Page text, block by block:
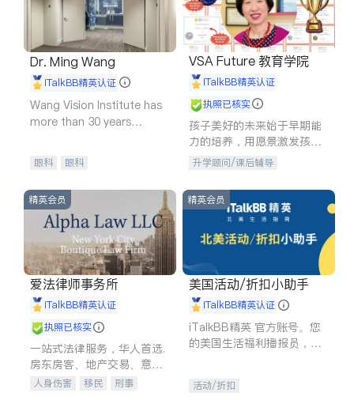
Dr. Ming Wang
iTalkBB精英认证
Wang Vision Institute has
more than 30 years
眼科 眼科
VSA Future 教育学院
iTalkBB精英认证
执照已核实
孩子美好的未来始于早期能
力的培养，用愿景激发孩子
的学习潜力和动力。理念：
拥有成长型心态是成功的基
石。
升学顾问/课后辅导
精英会员
爱法律师事务所
iTalkBB精英认证
执照已核实
一站式法律服务，华人首选.
房东房客、地产交易、意外
伤害、车祸重伤、商业诉
人身伤害 移民
刑事
精英会员
美国活动/折扣小助手
iTalkBB精英认证
iTalkBB精英 官方账号。您
的美国生活福利播报员，精
专属福利。
活动/折扣